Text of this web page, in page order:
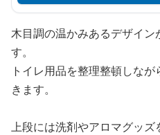
木目調の温かみあるデザイ
す。
トイレ用品を整理整頓しな
きます。
上段には洗剤やアロマグッ